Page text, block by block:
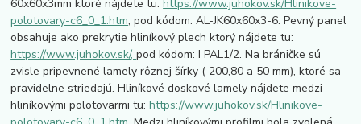
60x60x3mm ktoré nájdete tu:https://www.juhokov.sk/Hlinikove-
polotovary-c6_0_1.htm, pod kódom: AL-JK60x60x3-6. Pevný panel
obsahuje ako prekrytie hliníkový plech ktorý nájdete tu:
https://www.juhokov.sk/,pod kódom: I PAL1/2. Na bráničke sú
zvisle pripevnené lamely rôznej šírky ( 200,80 a 50 mm), ktoré sa
pravidelne striedajú. Hliníkové doskové lamely nájdete medzi
hliníkovými polotovarmi tu:https://www.juhokov.sk/Hlinikove-